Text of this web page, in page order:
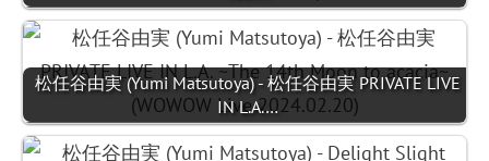
松任谷由実 (Yumi Matsutoya) - 松任谷由実 PRIVATE LIVE
IN L.A.…